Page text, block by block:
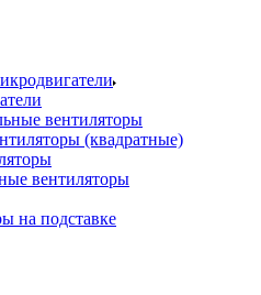
вентиляторы
(квадратные)
вентиляторы
на подставке